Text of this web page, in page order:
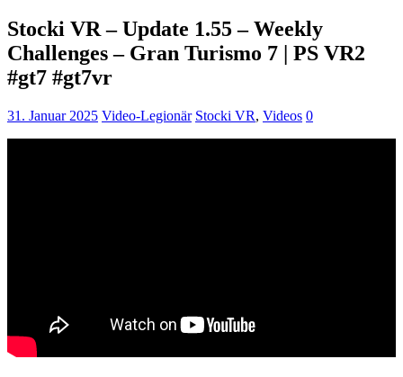
Stocki VR – Update 1.55 – Weekly
Challenges – Gran Turismo 7 | PS VR2
#gt7 #gt7vr
31. Januar 2025 Video-Legionär Stocki VR, Videos 0